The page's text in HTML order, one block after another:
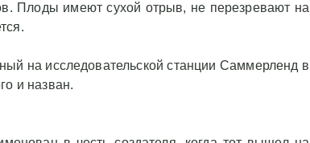
Плоды имеют сухой отрыв, не перезревают на
на исследовательской станции Саммерленд в
и назван.